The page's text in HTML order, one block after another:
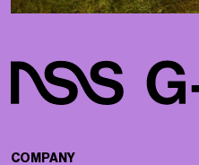
COMPANY